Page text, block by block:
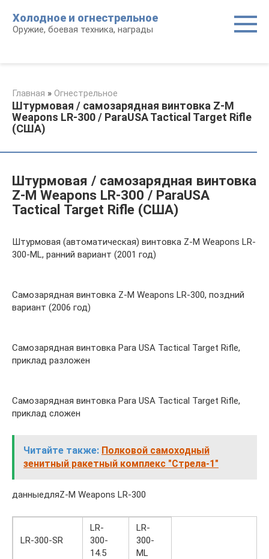
контенту
Холодное и огнестрельное
Оружие, боевая техника, награды
Главная » Огнестрельное
Штурмовая / самозарядная винтовка Z-M
Weapons LR-300 / ParaUSA Tactical Target Rifle
(США)
Штурмовая / самозарядная винтовка
Z-M Weapons LR-300 / ParaUSA
Tactical Target Rifle (США)
Штурмовая (автоматическая) винтовка Z-M Weapons LR-
300-ML, ранний вариант (2001 год)
Самозарядная винтовка Z-M Weapons LR-300, поздний
вариант (2006 год)
Самозарядная винтовка Para USA Tactical Target Rifle,
приклад разложен
Самозарядная винтовка Para USA Tactical Target Rifle,
приклад сложен
Читайте также: Полковой самоходный
зенитный ракетный комплекс "Стрела-1"
данныедляZ-M Weapons LR-300
LR-300-SR
LR-
300-
14.5
LR-
300-
ML